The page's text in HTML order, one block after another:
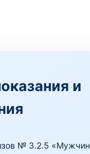
и
№ 3.2.5